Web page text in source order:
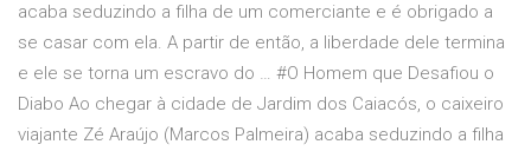
acaba seduzindo a filha de um comerciante e é obrigado a
se casar com ela. A partir de então, a liberdade dele termina
e ele se torna um escravo do … #O Homem que Desafiou o
Diabo Ao chegar à cidade de Jardim dos Caiacós, o caixeiro
viajante Zé Araújo (Marcos Palmeira) acaba seduzindo a filha